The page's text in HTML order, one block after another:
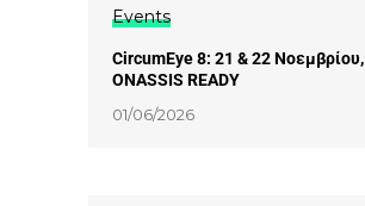
Events
CircumEye 8: 21 & 22 Νοεμβρίου,
ONASSIS READY
01/06/2026